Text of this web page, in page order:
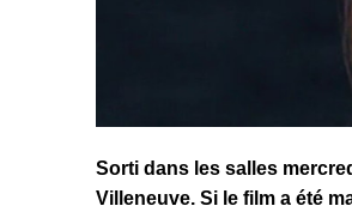
Sorti dans les salles
Villeneuve. Si le film a été